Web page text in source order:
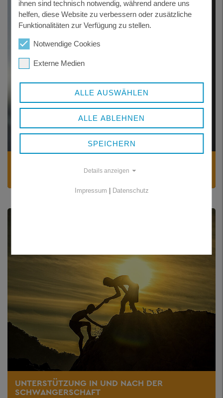
Hilfe bei ungewollter Schwangerschaft
UNTERSTÜTZUNG IN UND NACH DER
SCHWANGERSCHAFT
ihnen sind technisch notwendig, während andere uns
helfen, diese Website zu verbessern oder zusätzliche
Funktionalitäten zur Verfügung zu stellen.
Notwendige Cookies
Externe Medien
ALLE AUSWÄHLEN
ALLE ABLEHNEN
SPEICHERN
Details anzeigen
Impressum | Datenschutz